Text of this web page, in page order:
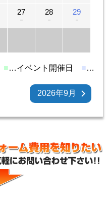
27
－
28
－
29
－
■…イベント開催日 ■…
2026年9月